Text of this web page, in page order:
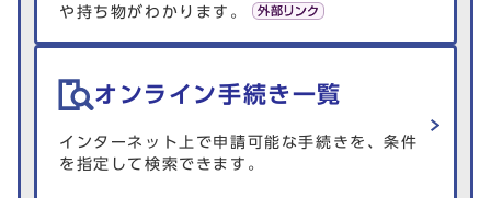
や持ち物がわかります。
オンライン手続き一覧
インターネット上で申請可能な手続きを、条件
を指定して検索できます。